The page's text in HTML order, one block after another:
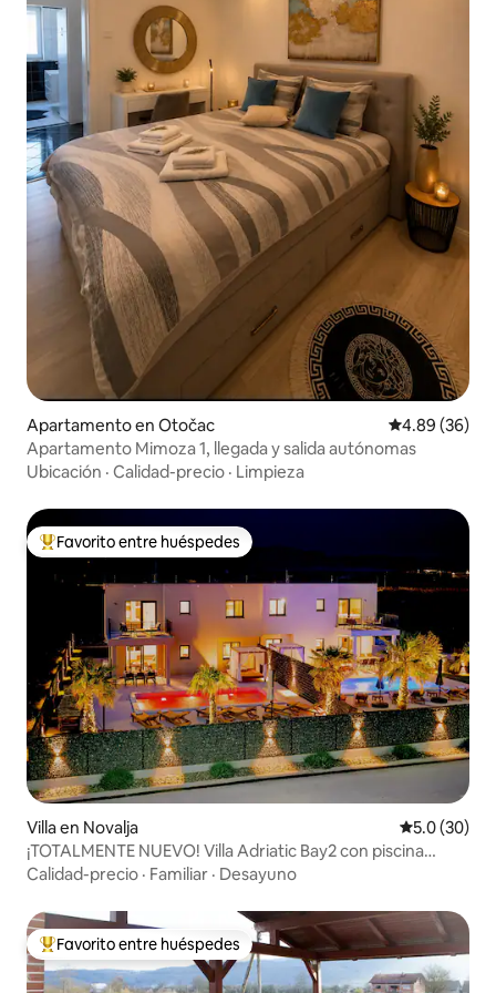
Apartamento en Otočac Calificación
4.89 (36)
Apartamento Mimoza 1, llegada y salida autónomas
Ubicación · Calidad-precio · Limpieza
Favorito entre huéspedes preferido
Favorito entre huéspedes
Villa en Novalja Calificación
5.0 (30)
¡TOTALMENTE NUEVO! Villa Adriatic Bay2 con piscina
privada
Calidad-precio · Familiar · Desayuno
Favorito entre huéspedes preferido
Favorito entre huéspedes